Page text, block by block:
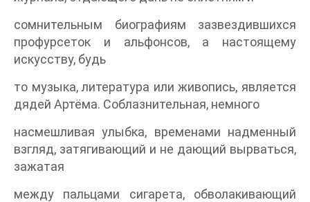
сомнительным биографиям зазвездившихся
профурсеток и альфонсов, а настоящему
искусству, будь
то музыка, литература или живопись, является
дядей Артёма. Соблазнительная, немного
насмешливая улыбка, временами надменный
взгляд, затягивающий и не дающий вырваться,
зажатая
между пальцами сигарета, обволакивающий